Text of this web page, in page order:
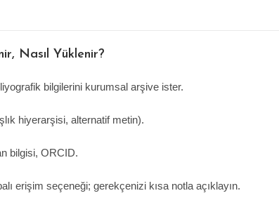
Nasıl Yüklenir?
bilgilerini kurumsal arşive ister.
hiyerarşisi, alternatif metin).
bilgisi, ORCID.
erişim seçeneği; gerekçenizi kısa notla açıklayın.